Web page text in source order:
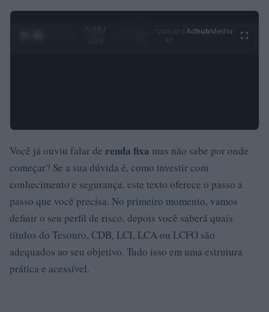
0:29 /
Ad hubMedia
Você já ouviu falar de renda fixa mas não sabe por onde
começar? Se a sua dúvida é, como investir com
conhecimento e segurança, este texto oferece o passo a
passo que você precisa. No primeiro momento, vamos
definir o seu perfil de risco, depois você saberá quais
títulos do Tesouro, CDB, LCI, LCA ou LCFO são
adequados ao seu objetivo. Tudo isso em uma estrutura
prática e acessível.